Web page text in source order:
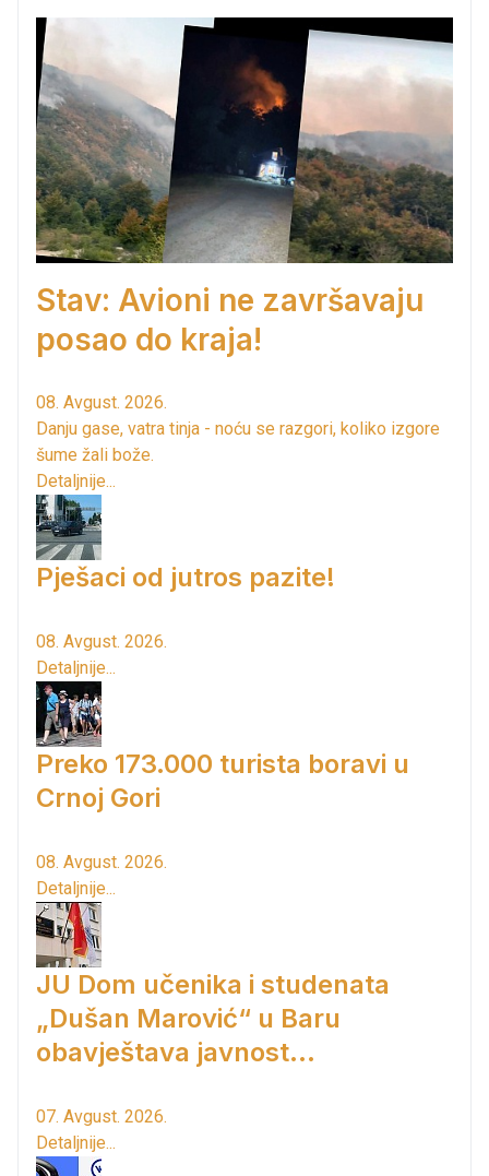
Stav: Avioni ne završavaju
posao do kraja!
08. Avgust. 2026.
Danju gase, vatra tinja - noću se razgori, koliko izgore
šume žali bože.
Detaljnije...
Pješaci od jutros pazite!
08. Avgust. 2026.
Detaljnije...
Preko 173.000 turista boravi u
Crnoj Gori
08. Avgust. 2026.
Detaljnije...
JU Dom učenika i studenata
„Dušan Marović“ u Baru
obavještava javnost...
07. Avgust. 2026.
Detaljnije...